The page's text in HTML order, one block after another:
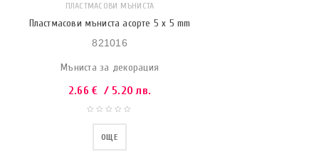
ПЛАСТМАСОВИ МЪНИСТА
Пластмасови мъниста асорте 5 x 5 mm
821016
Мъниста за декорация
2.66€ / 5.20 лв.
ОЩЕ